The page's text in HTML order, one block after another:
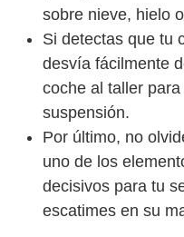
sobre nieve, hielo
Si detectas que tu
desvía fácilmente
coche al taller
suspensión.
Por último, no
uno de los
decisivos para tu
escatimes en su